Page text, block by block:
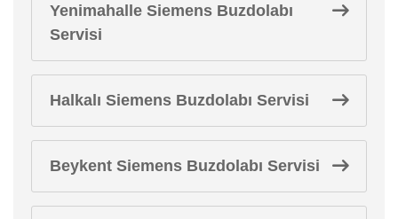
Yenimahalle Siemens Buzdolabı
Servisi
Halkalı Siemens Buzdolabı Servisi
Beykent Siemens Buzdolabı Servisi